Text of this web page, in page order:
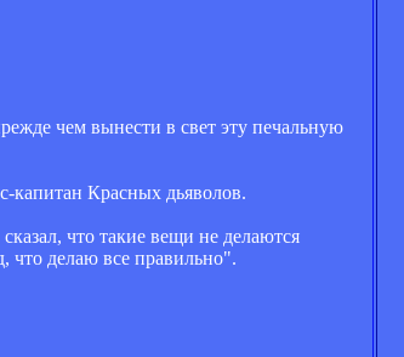
чем вынести в свет эту печальную
капитан Красных дьяволов.
что такие вещи не делаются
что делаю все правильно".